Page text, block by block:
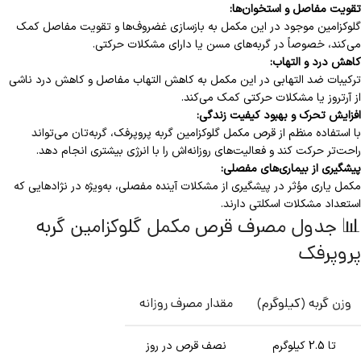
تقویت مفاصل و استخوان‌ها:
گلوکزامین موجود در این مکمل به بازسازی غضروف‌ها و تقویت مفاصل کمک
می‌کند، خصوصاً در گربه‌های مسن یا دارای مشکلات حرکتی.
کاهش درد و التهاب:
ترکیبات ضد التهابی در این مکمل به کاهش التهاب مفاصل و کاهش درد ناشی
از آرتروز یا مشکلات حرکتی کمک می‌کند.
افزایش تحرک و بهبود کیفیت زندگی:
با استفاده منظم از قرص مکمل گلوکزامین گربه پروپرفک، گربه‌تان می‌تواند
راحت‌تر حرکت کند و فعالیت‌های روزانه‌اش را با انرژی بیشتری انجام دهد.
پیشگیری از بیماری‌های مفصلی:
مکمل‌ یاری مؤثر در پیشگیری از مشکلات آینده مفصلی، به‌ویژه در نژادهایی که
استعداد مشکلات اسکلتی دارند.
📊 جدول مصرف قرص مکمل گلوکزامین گربه
پروپرفک
وزن گربه (کیلوگرم) مقدار مصرف روزانه
تا 2.5 کیلوگرم نصف قرص در روز